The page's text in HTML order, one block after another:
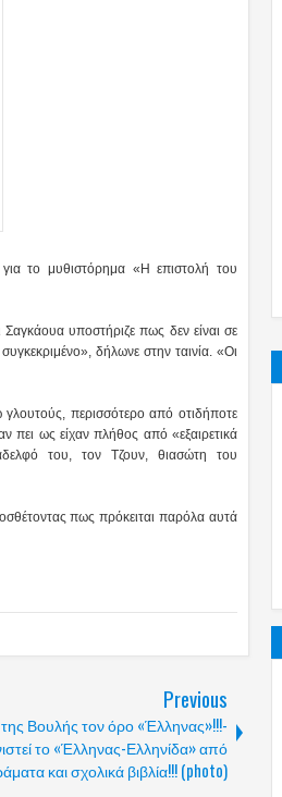
το μυθιστόρημα «Η επιστολή του
υποστήριζε πως δεν είναι σε
δήλωνε στην ταινία. «Οι
περισσότερο από οτιδήποτε
πει ως είχαν πλήθος από «εξαιρετικά
του, τον Τζουν, θιασώτη του
πως πρόκειται παρόλα αυτά
Previous
Βουλής τον όρο «Έλληνας»!!!-
το «Έλληνας-Ελληνίδα» από
και σχολικά βιβλία!!! (photo)